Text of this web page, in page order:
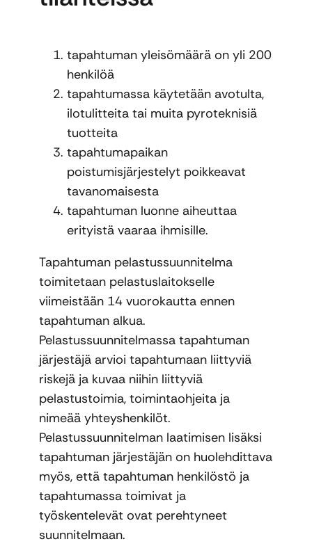
tapahtuman yleisömäärä on yli 200
henkilöä
tapahtumassa käytetään avotulta,
ilotulitteita tai muita pyroteknisiä
tuotteita
tapahtumapaikan
poistumisjärjestelyt poikkeavat
tavanomaisesta
tapahtuman luonne aiheuttaa
erityistä vaaraa ihmisille.
Tapahtuman pelastussuunnitelma
toimitetaan pelastuslaitokselle
viimeistään 14 vuorokautta ennen
tapahtuman alkua.
Pelastussuunnitelmassa tapahtuman
järjestäjä arvioi tapahtumaan liittyviä
riskejä ja kuvaa niihin liittyviä
pelastustoimia, toimintaohjeita ja
nimeää yhteyshenkilöt.
Pelastussuunnitelman laatimisen lisäksi
tapahtuman järjestäjän on huolehdittava
myös, että tapahtuman henkilöstö ja
tapahtumassa toimivat ja
työskentelevät ovat perehtyneet
suunnitelmaan.